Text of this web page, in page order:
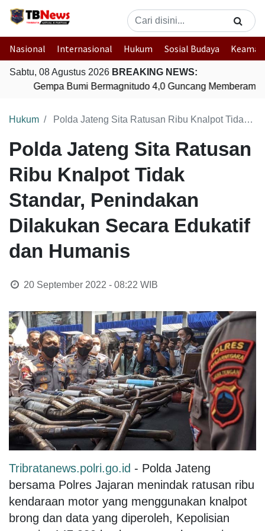
Nasional Internasional Hukum Sosial Budaya
Sabtu, 08 Agustus 2026 BREAKING NEWS:
Gempa Bumi Bermagnitudo 4,0 Guncang Memberamo
Hukum Polda Jateng Sita Ratusan Ribu Knalpot Tidak Standar, Penindakan Dilakukan Secara Edukatif dan Humanis
Polda Jateng Sita Ratusan
Ribu Knalpot Tidak
Standar, Penindakan
Dilakukan Secara Edukatif
dan Humanis
20 September 2022 - 08:22 WIB
Tribratanews.polri.go.id - Polda Jateng
bersama Polres Jajaran menindak ratusan ribu
kendaraan motor yang menggunakan knalpot
brong dan data yang diperoleh, Kepolisian